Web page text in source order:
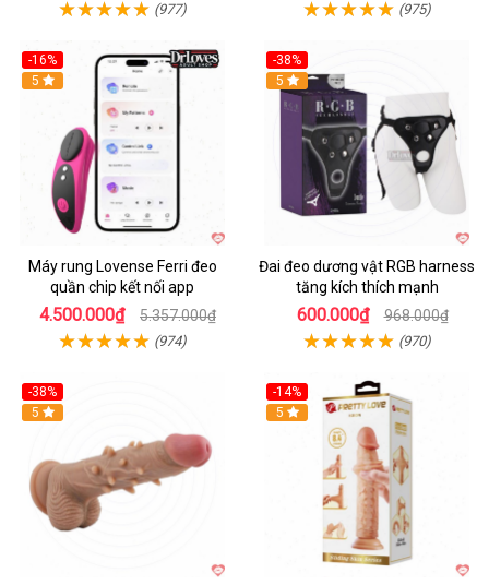
(977) (975)
-16%
Hot
5
Máy rung Lovense Ferri đeo
quần chip kết nối app
4.500.000₫ 5.357.000₫
(974)
-38%
Hot
5
Đai đeo dương vật RGB harness
tăng kích thích mạnh
600.000₫ 968.000₫
(970)
-38%
5
-14%
5